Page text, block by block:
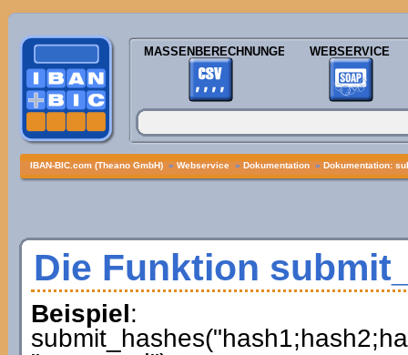
MASSENBERECHNUNGEN WEBSERVICE
IBAN-BIC.com (Theano GmbH) » Webservice » Dokumentation » Dokumentation:
Die Funktion
Beispiel: